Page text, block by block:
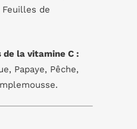
de
la vitamine C :
Papaye, Pêche,